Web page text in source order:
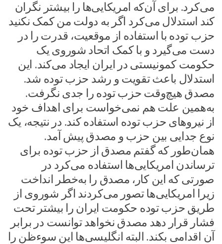
می‌کرد. برای آن‌که امریکایی‌ها را بیشتر نگران
کند استدلال می‌کرد اگر به دولت من کمک نکنید
حزب توده با استفاده از موقعیت، قدرت را در
دست می‌گیرد و با کمک اتحاد شوروی یک
حکومت کمونیستی در ایران ایجاد می‌کند. این
استدلال باعث تقویت و رشد حزب توده شد.
مصدق هیچ‌وقت حزب توده‌ را جدی نگرفت.
به‌همین علت هم نمی‌خواست برای اهداف خود
از نیروهای حزب توده استفاده کند. در نتیجه، یک
نوع جدایی بین حزب و مصدق پیش آمد.
همان‌طور که گفتم مصدق از حزب توده برای
ترساندن امریکایی‌ها استفاده می‌کرد در
صورتی که این کار، مصدق را به‌خطر انداخت
زیرا امریکایی‌ها تصور می‌کردند اگر شوروی از
طریق حزب توده حکومت ایران را بیشتر تحت
فشار قرار دهد مصدق نخواهد توانست در برابر
آن اقدامی بکند. البته انگلیسی‌‌ها این سوء‌ظن را